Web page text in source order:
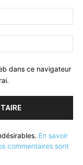
dans ce navigateur
En savoir
commentaires sont